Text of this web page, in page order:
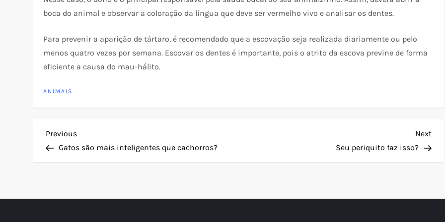
boca do animal e observar a coloração da língua que deve ser vermelho vivo e analisar os dentes.
Para prevenir a aparição de tártaro, é recomendado que a escovação seja realizada diariamente ou pelo
menos quatro vezes por semana. Escovar os dentes é importante, pois o atrito da escova previne de forma
eficiente a causa do mau-hálito.
ANIMAIS
N
Previous
Post
Previous
Gatos são mais inteligentes que cachorros?
Next
Seu periquito faz isso?